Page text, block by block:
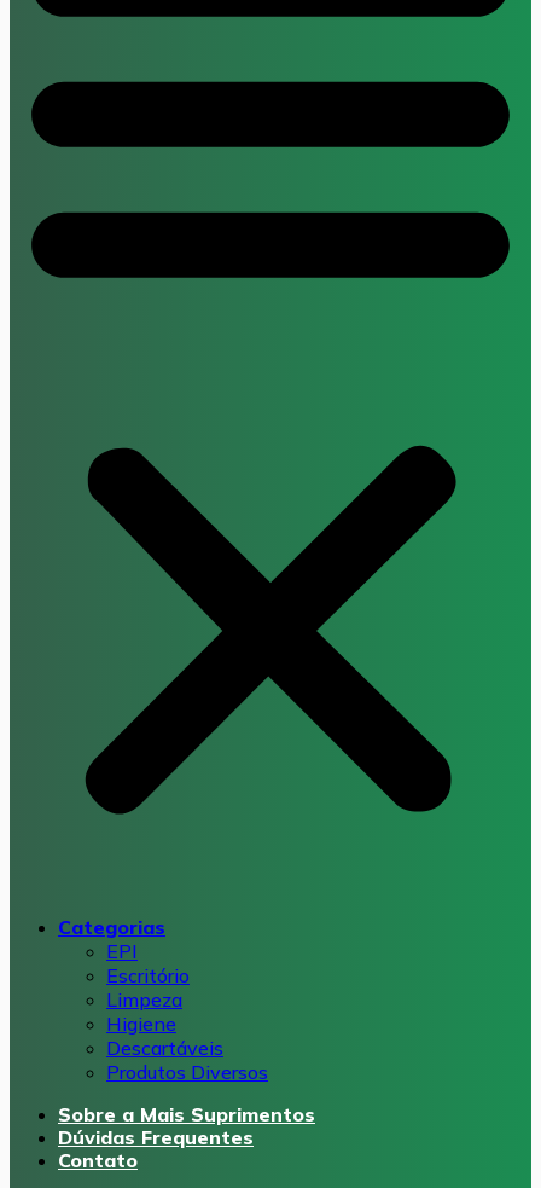
Categorias
EPI
Escritório
Limpeza
Higiene
Descartáveis
Produtos Diversos
Sobre a Mais Suprimentos
Dúvidas Frequentes
Contato